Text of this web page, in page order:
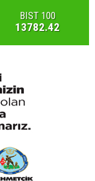
BIST 100
13782.42